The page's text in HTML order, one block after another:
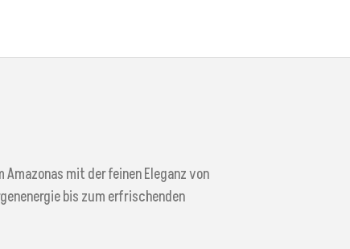
mit der feinen Eleganz von
bis zum erfrischenden